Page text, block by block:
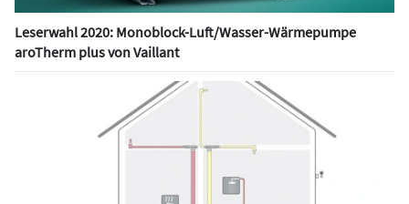
Leserwahl 2020: Monoblock-Luft/Wasser-Wärmepumpe
aroTherm plus von Vaillant